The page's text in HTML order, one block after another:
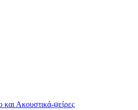
Ακουστικά-ψείρες